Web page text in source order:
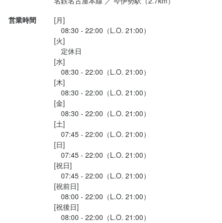
営業時間
[月]
08:30 - 22:00（L.O. 21:00）
[火]
定休日
[水]
08:30 - 22:00（L.O. 21:00）
[木]
08:30 - 22:00（L.O. 21:00）
[金]
08:30 - 22:00（L.O. 21:00）
[土]
07:45 - 22:00（L.O. 21:00）
[日]
07:45 - 22:00（L.O. 21:00）
[祝日]
07:45 - 22:00（L.O. 21:00）
[祝前日]
08:00 - 22:00（L.O. 21:00）
[祝後日]
08:00 - 22:00（L.O. 21:00）
を実感できるはずです。
身に付くスキル
製パン技術
テーブルマナー
必須スキル・経験
コミュニケーション能力 飲食店での調理経験 飲食店での接客経験
■高校生さんはごめんなさい
歓迎スキル・経験
コミュニケーション能力 飲食店での調理経験
■内定の決まった大学生さんも歓迎！
『人気店だしカタそう…』
なんて心配は必要ナシ！
ベテランスタッフさんが
とっても優しいので、
皆もそれにならって、とっても親切！
楽しくお仕事してます◎
◆人気メニューがまかないに！
――――――――――――――
美味しいオムライスやパスタがまかないに♪
まかないだけでなく、
時間毎にソフトドリンクがついてきます。
これだけを目的に働いている人も(笑)
製パン技術 製菓技術 コーヒーの知識
テーブルマナー
必須スキル・経験
コミュニケーション能力
■高校生さんはごめんなさい
歓迎スキル・経験
コミュニケーション能力 飲食店での調理経験 飲食店での接客経験
■内定の決まった大学生さんも歓迎！
学生の方、主婦の方、フリーターの方、
Wワークをしている社会人の方、など。